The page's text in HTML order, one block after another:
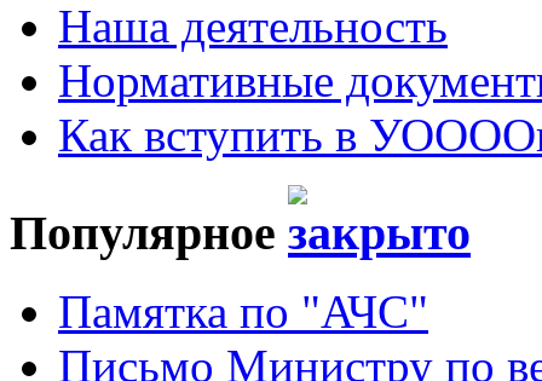
Наша деятельность
Нормативные
Как вступить в
Популярное
Памятка по "АЧС"
Письмо Министру по